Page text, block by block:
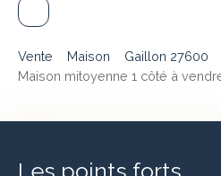
Vente Maison
Gaillon 27600
Maison mitoyenne 1 côté à